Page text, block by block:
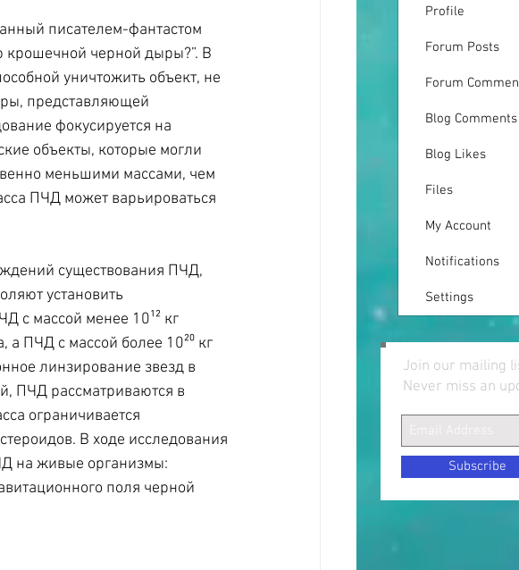
писателем-фантастом
черной дыры?”. В
уничтожить объект, не
представляющей
фокусируется на
объекты, которые могли
меньшими массами, чем
ПЧД может варьироваться
существования ПЧД,
установить
с массой менее 10¹² кг
а ПЧД с массой более 10²⁰ кг
линзирование звезд в
ПЧД рассматриваются в
ограничивается
В ходе исследования
на живые организмы:
поля черной
Profile
Forum Posts
Forum
Blog Comments
Blog Likes
Files
My Account
Notifications
Settings
Join our mailing
Never miss an
Subscribe